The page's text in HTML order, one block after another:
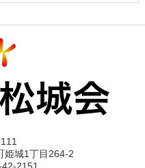
姫城1丁目264-2
2151